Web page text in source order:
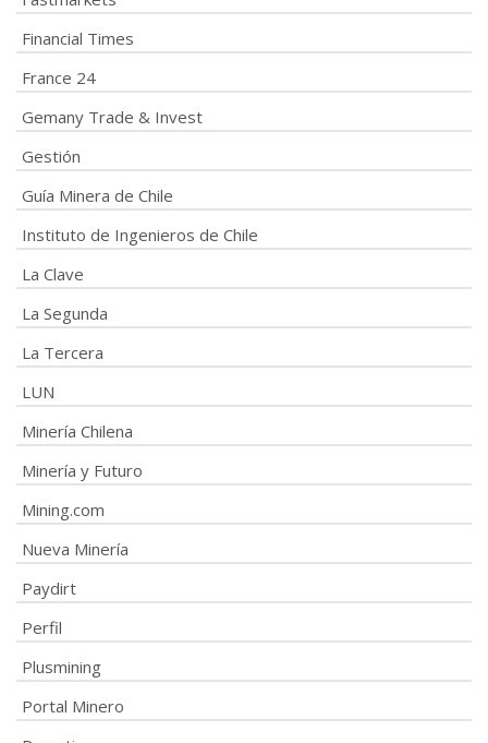
Financial Times
France 24
Gemany Trade & Invest
Gestión
Guía Minera de Chile
Instituto de Ingenieros de Chile
La Clave
La Segunda
La Tercera
LUN
Minería Chilena
Minería y Futuro
Mining.com
Nueva Minería
Paydirt
Perfil
Plusmining
Portal Minero